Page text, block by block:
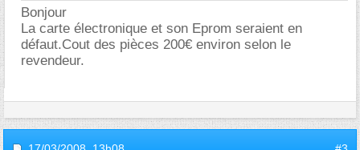
Bonjour
La carte électronique et son Eprom seraient en
défaut.Cout des pièces 200€ environ selon le
revendeur.